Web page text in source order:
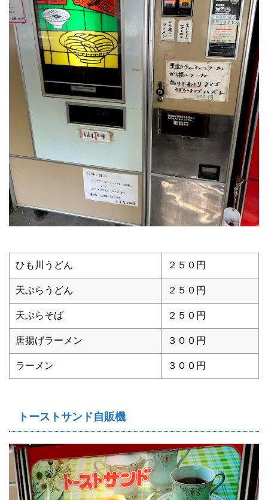
ひも川うどん ２５０円
天ぷらうどん ２５０円
天ぷらそば ２５０円
唐揚げラーメン ３００円
ラーメン ３００円
トーストサンド自販機